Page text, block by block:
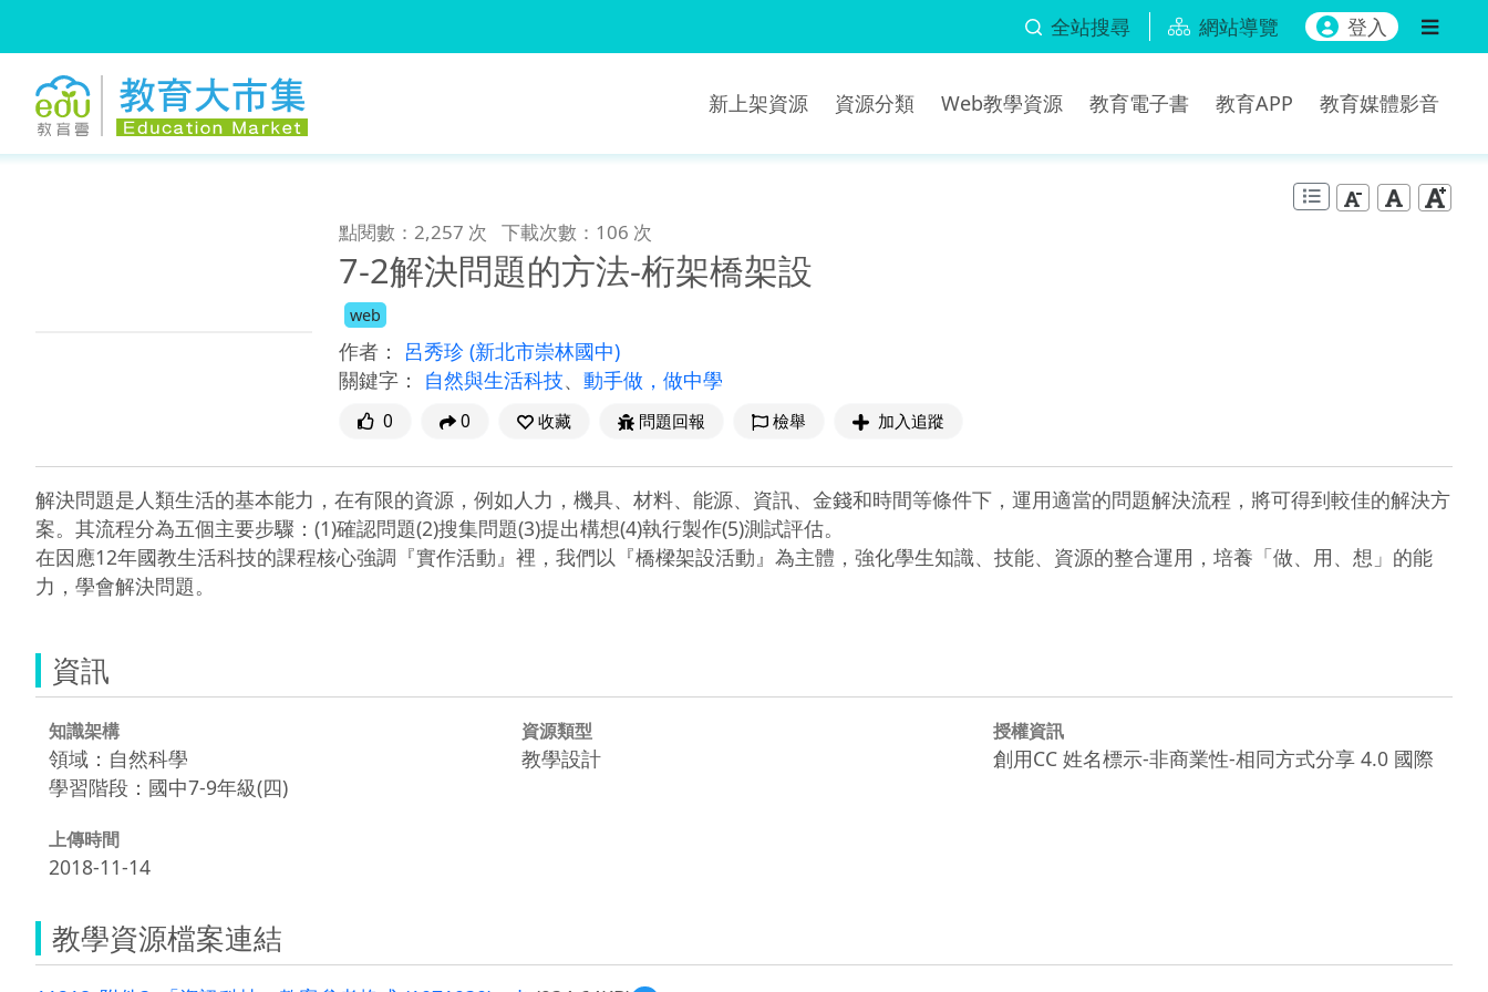
全站搜尋 網站導覽 登入
新上架資源 資源分類 Web教學資源 教育電子書 教育APP 教育媒體影音
點閱數：2,257 次 下載次數：106 次
7-2解決問題的方法-桁架橋架設
web
作者： 呂秀珍 (新北市崇林國中)
關鍵字：
自然與生活科技、 動手做，做中學
0 0 收藏 問題回報 檢舉 加入追蹤
解決問題是人類生活的基本能力，在有限的資源，例如人力，機具、材料、能源、資訊、金錢和時間等條件下，運用適當的問題解決流程，將可得到較佳的解決方
案。其流程分為五個主要步驟：(1)確認問題(2)搜集問題(3)提出構想(4)執行製作(5)測試評估。
在因應12年國教生活科技的課程核心強調『實作活動』裡，我們以『橋樑架設活動』為主體，強化學生知識、技能、資源的整合運用，培養「做、用、想」的能
資訊
知識架構
領域：自然科學
學習階段：國中7-9年級(四)
資源類型
教學設計
授權資訊
創用CC 姓名標示-非商業性-相同方式分享 4.0 國際
上傳時間
2018-11-14
教學資源檔案連結